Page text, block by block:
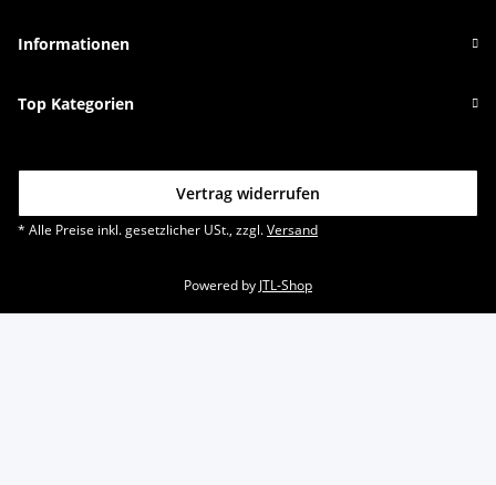
Informationen
Top Kategorien
Vertrag widerrufen
* Alle Preise inkl. gesetzlicher USt., zzgl.Versand
Powered by JTL-Shop